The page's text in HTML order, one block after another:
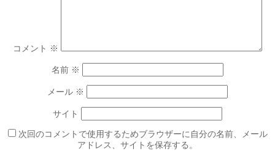
コメント ※
名前 ※
メール ※
サイト
次回のコメントで使用するためブラウザーに自分の名前、メール
アドレス、サイトを保存する。